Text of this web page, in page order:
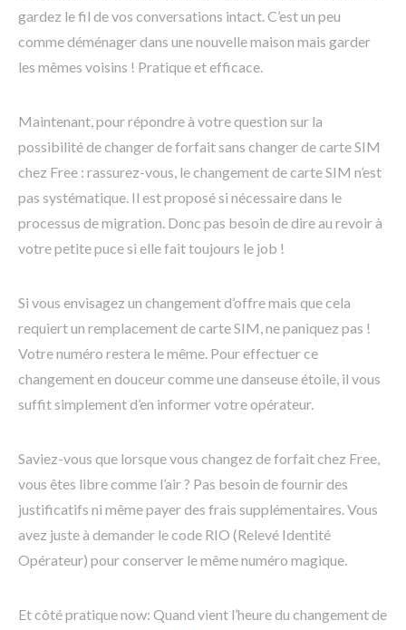
gardez le fil de vos conversations intact. C’est un peu
comme déménager dans une nouvelle maison mais garder
les mêmes voisins ! Pratique et efficace.
Maintenant, pour répondre à votre question sur la
possibilité de changer de forfait sans changer de carte SIM
chez Free : rassurez-vous, le changement de carte SIM n’est
pas systématique. Il est proposé si nécessaire dans le
processus de migration. Donc pas besoin de dire au revoir à
votre petite puce si elle fait toujours le job !
Si vous envisagez un changement d’offre mais que cela
requiert un remplacement de carte SIM, ne paniquez pas !
Votre numéro restera le même. Pour effectuer ce
changement en douceur comme une danseuse étoile, il vous
suffit simplement d’en informer votre opérateur.
Saviez-vous que lorsque vous changez de forfait chez Free,
vous êtes libre comme l’air ? Pas besoin de fournir des
justificatifs ni même payer des frais supplémentaires. Vous
avez juste à demander le code RIO (Relevé Identité
Opérateur) pour conserver le même numéro magique.
Et côté pratique now: Quand vient l’heure du changement de